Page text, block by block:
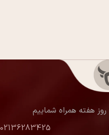
02136283425